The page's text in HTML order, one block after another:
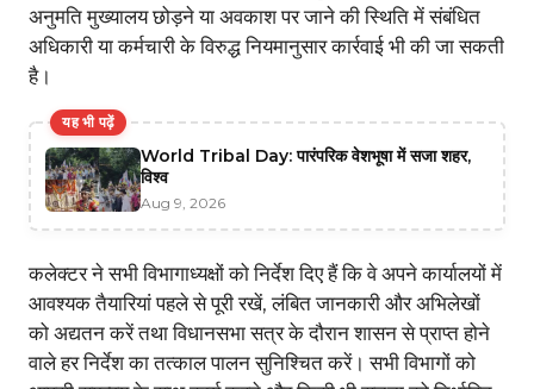
अनुमति मुख्यालय छोड़ने या अवकाश पर जाने की स्थिति में संबंधित
अधिकारी या कर्मचारी के विरुद्ध नियमानुसार कार्रवाई भी की जा सकती
है।
यह भी पढ़ें
World Tribal Day: पारंपरिक वेशभूषा में सजा शहर,
विश्व
Aug 9, 2026
कलेक्टर ने सभी विभागाध्यक्षों को निर्देश दिए हैं कि वे अपने कार्यालयों में
आवश्यक तैयारियां पहले से पूरी रखें, लंबित जानकारी और अभिलेखों
को अद्यतन करें तथा विधानसभा सत्र के दौरान शासन से प्राप्त होने
वाले हर निर्देश का तत्काल पालन सुनिश्चित करें। सभी विभागों को